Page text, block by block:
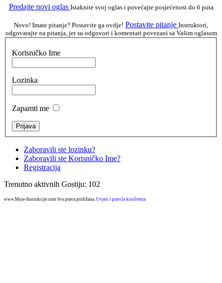
Predajte novi oglas Istaknite svoj oglas i povećajte posjećenost do 6 puta
Novo! Imate pitanje? Postavite ga ovdje! Postavite pitanje Instruktori,
odgovarajte na pitanja, jer su odgovori i komentari povezani sa Vašim oglasom
Korisničko Ime
Lozinka
Zapamti me
Zaboravili ste lozinku?
Zaboravili ste Korisničko Ime?
Registracija
Trenutno aktivnih Gostiju: 102
www.Moje-Instrukcije.com Sva prava pridržana. Uvjeti i pravila korištenja